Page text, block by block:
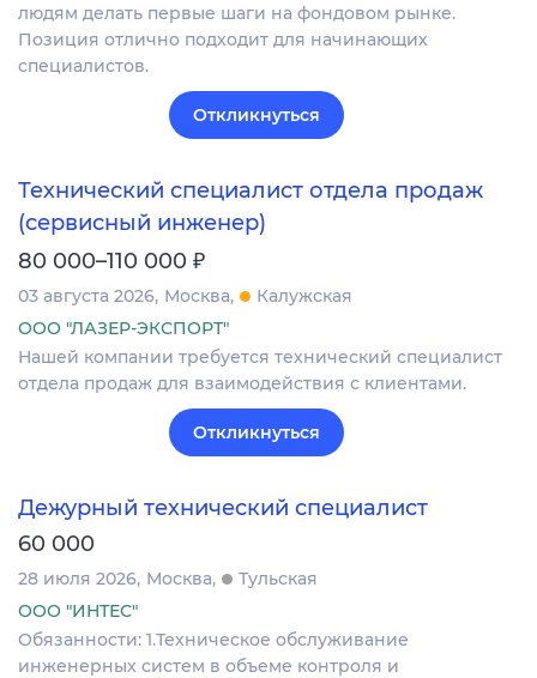
людям делать первые шаги на фондовом рынке.
Позиция отлично подходит для начинающих
специалистов.
Откликнуться
Технический специалист отдела продаж
(сервисный инженер)
80 000–110 000 ₽
03 августа 2026 Москва
Калужская
ООО "ЛАЗЕР-ЭКСПОРТ"
Нашей компании требуется технический специалист
отдела продаж для взаимодействия с клиентами.
Откликнуться
Дежурный технический специалист
60 000
28 июля 2026 Москва
Тульская
ООО "ИНТЕС"
Обязанности: 1.Техническое обслуживание
инженерных систем в объеме контроля и